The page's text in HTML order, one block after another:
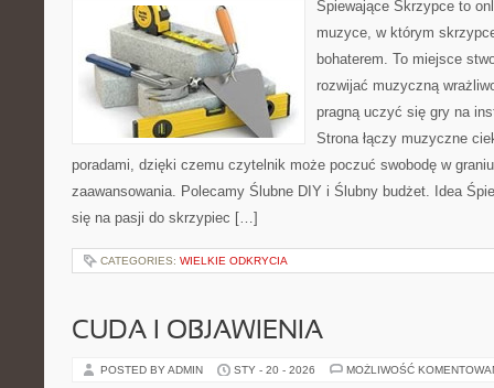
Śpiewające Skrzypce to
muzyce, w którym
bohaterem. To miejsce
rozwijać muzyczną
pragną uczyć się gry na
Strona łączy muzyczne
poradami, dzięki czemu czytelnik może poczuć swobodę w
zaawansowania. Polecamy Ślubne DIY i Ślubny budżet. Idea
się na pasji do skrzypiec […]
CATEGORIES: WIELKIE ODKRYCIA
CUDA I OBJAWIENIA
POSTED BY ADMIN STY - 20 - 2026 MOŻLIWOŚĆ